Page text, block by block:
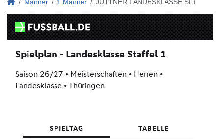
Männer 1.Männer JÜTTNER LANDESKLASSE St.1